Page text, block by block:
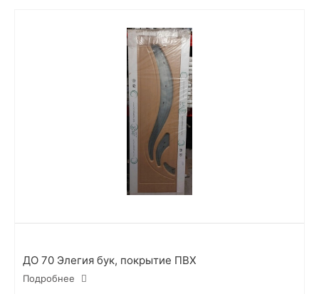
ДО 70 Элегия бук, покрытие ПВХ
Подробнее